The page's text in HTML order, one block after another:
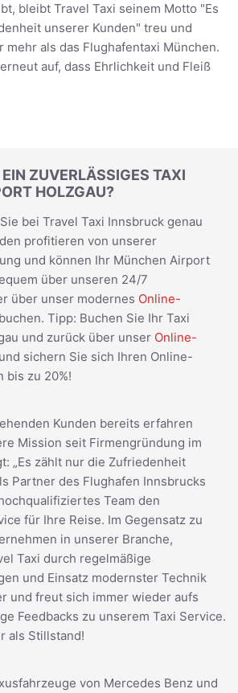
bleibt Travel Taxi seinem Motto "Es
unserer Kunden" treu und
als das Flughafentaxi München.
auf, dass Ehrlichkeit und Fleiß
ZUVERLÄSSIGES TAXI
HOLZGAU?
bei Travel Taxi Innsbruck genau
profitieren von unserer
und können Ihr München Airport
über unseren 24/7
über unser modernes Online-
buchen. Tipp: Buchen Sie Ihr Taxi
und zurück über unser Online-
und sichern Sie sich Ihren Online-
bis zu 20%!
Kunden bereits erfahren
Mission seit Firmengründung im
„Es zählt nur die Zufriedenheit
Partner des Flughafen Innsbrucks
Team den
für Ihre Reise. Im Gegensatz zu
in unserer Branche,
Taxi durch regelmäßige
und Einsatz modernster Technik
und freut sich immer wieder aufs
Feedbacks zu unserem Taxi Service.
als Stillstand!
von Mercedes Benz und